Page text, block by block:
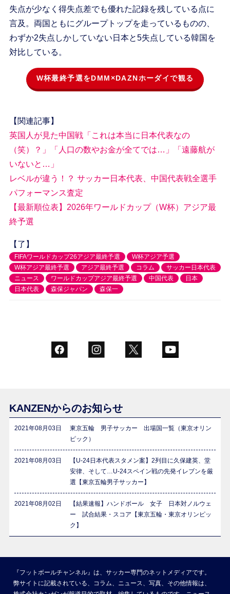
失点が少なく得失点差でも優れた記録を残している点に
言及。両国ともにグループトップを走っているものの、
わずか2失点しかしていない日本と5失点している韓国を
対比している。
W杯最終予選をDMM×DAZNホーダイで観る
【関連記事】
英国人が見た中国戦「これは本当に日本代表なの
（笑）？」「人口の数やお金が全てでは…」「遠藤航が
いないと…」
レベルが違う！？ サッカー日本代表、中国代表戦全選手
パフォーマンス査定
【最新順位表】2026年ワールドカップ（W杯）アジア最
終予選
【了】
FIFAワールドカップ26アジア最終予選
W杯アジア予選
W杯アジア最終予選
アジア最終予選 コラム
サッカー日本代表
ニュース
ワールドカップアジア最終予選 中国代表
日本
日本代表
森保ジャパン 森保一
KANZENからのお知らせ
2021年08月03日
東京五輪 男子サッカー 出場国一覧（東京オリン
ピック）
2021年08月03日
【U-24日本代表スタメン案】2列目に久保建英、堂
安律、そして…U-24スペイン戦の先発イレブンを厳
選【東京五輪男子サッカー】
2021年08月02日
【結果速報】ハンドボール 女子 日本対ノルウェ
ー 試合結果・スコア【東京五輪・東京オリンピッ
ク】
『フットボールチャンネル』は、サッカー専門のネットメディアです。
弊サイトに記載されている、コラム、ニュース、写真、その他情報は、